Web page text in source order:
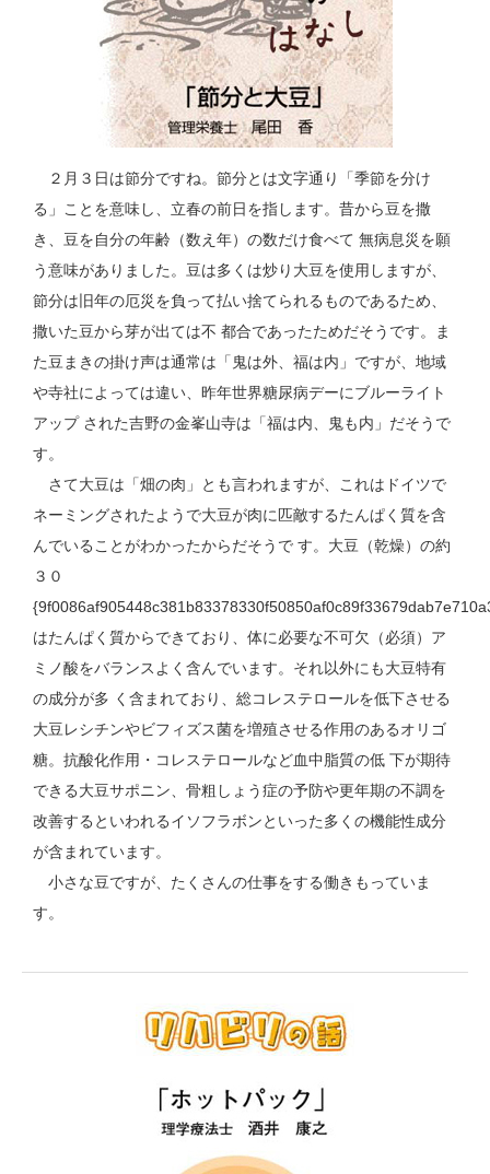
２月３日は節分ですね。節分とは文字通り「季節を分け
る」ことを意味し、立春の前日を指します。昔から豆を撒
き、豆を自分の年齢（数え年）の数だけ食べて 無病息災を願
う意味がありました。豆は多くは炒り大豆を使用しますが、
節分は旧年の厄災を負って払い捨てられるものであるため、
撒いた豆から芽が出ては不 都合であったためだそうです。ま
た豆まきの掛け声は通常は「鬼は外、福は内」ですが、地域
や寺社によっては違い、昨年世界糖尿病デーにブルーライト
アップ された吉野の金峯山寺は「福は内、鬼も内」だそうで
す。
さて大豆は「畑の肉」とも言われますが、これはドイツで
ネーミングされたようで大豆が肉に匹敵するたんぱく質を含
んでいることがわかったからだそうで す。大豆（乾燥）の約
３０
はたんぱく質からできており、体に必要な不可欠（必須）ア
ミノ酸をバランスよく含んでいます。それ以外にも大豆特有
の成分が多 く含まれており、総コレステロールを低下させる
大豆レシチンやビフィズス菌を増殖させる作用のあるオリゴ
糖。抗酸化作用・コレステロールなど血中脂質の低 下が期待
できる大豆サポニン、骨粗しょう症の予防や更年期の不調を
改善するといわれるイソフラボンといった多くの機能性成分
が含まれています。
小さな豆ですが、たくさんの仕事をする働きもっていま
す。